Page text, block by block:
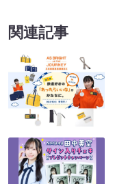
関連記事